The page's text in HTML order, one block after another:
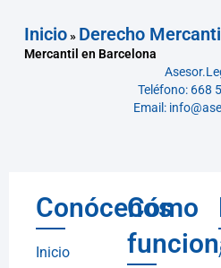
Inicio» Derecho
Mercantil en Barcelona
Teléfono: 668
Email:
Conócenos
Inicio
Cómo